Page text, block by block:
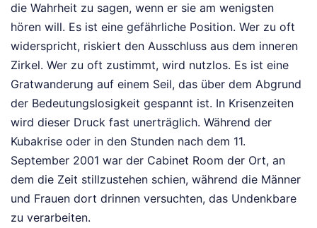
die Wahrheit zu sagen, wenn er sie am wenigsten
hören will. Es ist eine gefährliche Position. Wer zu oft
widerspricht, riskiert den Ausschluss aus dem inneren
Zirkel. Wer zu oft zustimmt, wird nutzlos. Es ist eine
Gratwanderung auf einem Seil, das über dem Abgrund
der Bedeutungslosigkeit gespannt ist. In Krisenzeiten
wird dieser Druck fast unerträglich. Während der
Kubakrise oder in den Stunden nach dem 11.
September 2001 war der Cabinet Room der Ort, an
dem die Zeit stillzustehen schien, während die Männer
und Frauen dort drinnen versuchten, das Undenkbare
zu verarbeiten.